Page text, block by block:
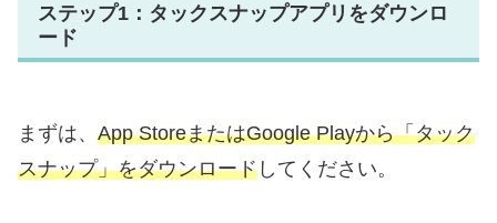
ステップ1：タックスナップアプリをダウンロ
ード
まずは、 App StoreまたはGoogle Playから「タック
スナップ」をダウンロード してください。